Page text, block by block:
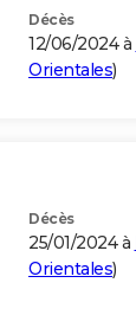
Décès
12/06/2024 à
Orientales)
Décès
25/01/2024 à
Orientales)